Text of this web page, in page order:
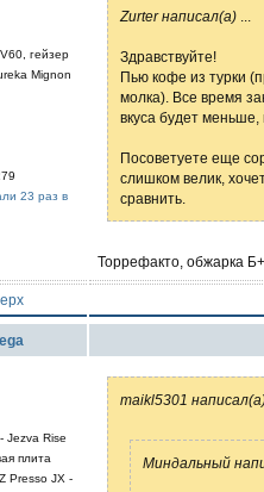
гейзер
Mignon
23 раз в
Zurter написал(а)
Здравствуйте!
Пью кофе из турки
молка). Все время
вкуса будет меньше,
Посоветуете еще
слишком велик,
сравнить.
Торрефакто, обжарка
Rise
плита
Presso JX -
maikl5301
Миндальный